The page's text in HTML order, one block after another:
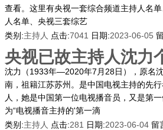
查看。这里有央视一套综合频道主持人名
人名单、央视三套综艺
类别:主持人 点击:7041 日期:2023-06-05
央视已故主持人沈力
沈力（1933年—2020年7月28日），原名
南，祖籍江苏苏州。是中国电视主持的先
人，她是中国第一位电视播音员，又是第
为“电视播音主持的'第一滴
类别:主持人 点击:281 日期:2023-06-04 留